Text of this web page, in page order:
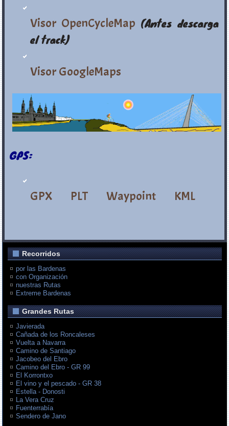
Visor OpenCycleMap (Antes descarga
el track)
Visor GoogleMaps
GPS:
GPX PLT Waypoint KML
Recorridos
por las Bardenas
con Organización
nuestras Rutas
Extreme Bardenas
Grandes Rutas
Javierada
Cañada de los Roncaleses
Vuelta a Navarra
Camino de Santiago
Jacobeo del Ebro
Camino del Ebro - GR 99
El Korrontxo
El vino y el pescado - GR 38
Estella - Donosti
La Vera Cruz
Fuenterrabía
Sendero de Jano